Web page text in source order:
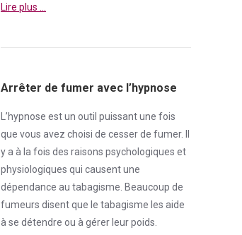
Lire plus …
Arrêter de fumer avec l’hypnose
L’hypnose est un outil puissant une fois
que vous avez choisi de cesser de fumer. Il
y a à la fois des raisons psychologiques et
physiologiques qui causent une
dépendance au tabagisme. Beaucoup de
fumeurs disent que le tabagisme les aide
à se détendre ou à gérer leur poids.